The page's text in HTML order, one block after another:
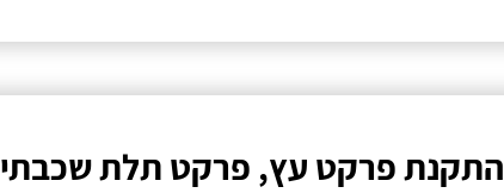
התקנת פרקט עץ, פרקט תלת שכבתי